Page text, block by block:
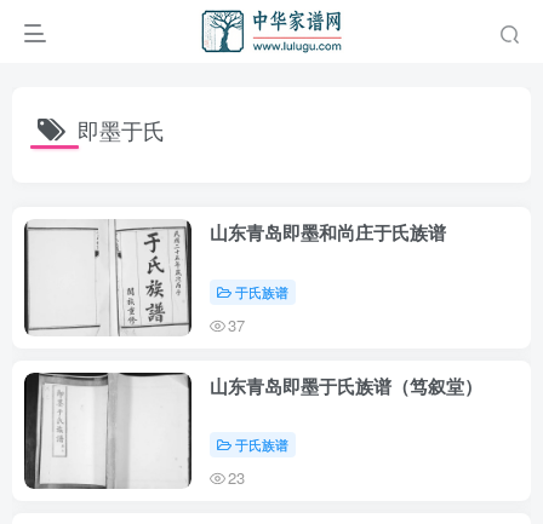
即墨于氏
山东青岛即墨和尚庄于氏族谱
于氏族谱
37
山东青岛即墨于氏族谱（笃叙堂）
于氏族谱
23